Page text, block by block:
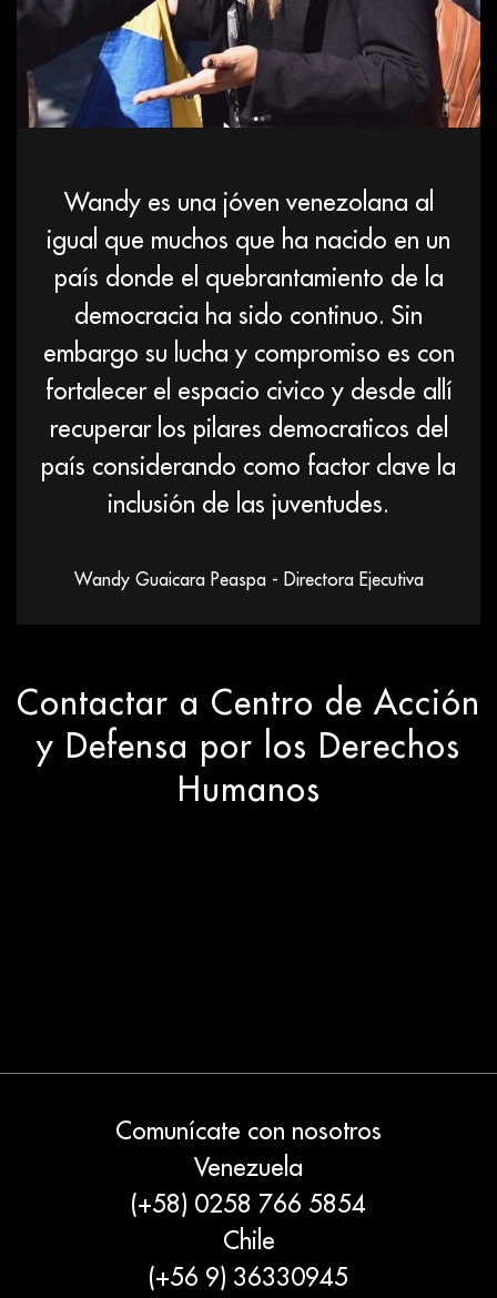
Wandy es una jóven venezolana al
igual que muchos que ha nacido en un
país donde el quebrantamiento de la
democracia ha sido continuo. Sin
embargo su lucha y compromiso es con
fortalecer el espacio civico y desde allí
recuperar los pilares democraticos del
país considerando como factor clave la
inclusión de las juventudes.
Wandy Guaicara Peaspa - Directora Ejecutiva
Contactar a Centro de Acción
y Defensa por los Derechos
Humanos
Comunícate con nosotros
Venezuela
(+58) 0258 766 5854
Chile
(+56 9) 36330945